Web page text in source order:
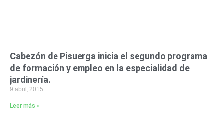
Cabezón de Pisuerga inicia el segundo programa
de formación y empleo en la especialidad de
jardinería.
9 abril, 2015
Leer más »